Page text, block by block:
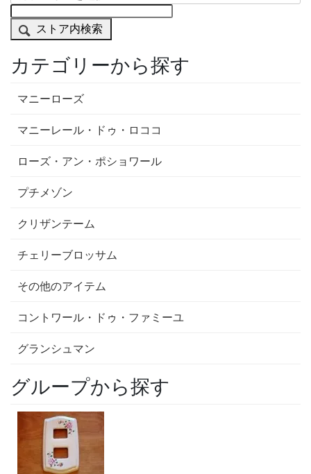
ストア内検索
カテゴリーから探す
マニーローズ
マニーレール・ドゥ・ロココ
ローズ・アン・ポショワール
プチメゾン
クリザンテーム
チェリーブロッサム
その他のアイテム
コントワール・ドゥ・ファミーユ
グランシュマン
グループから探す